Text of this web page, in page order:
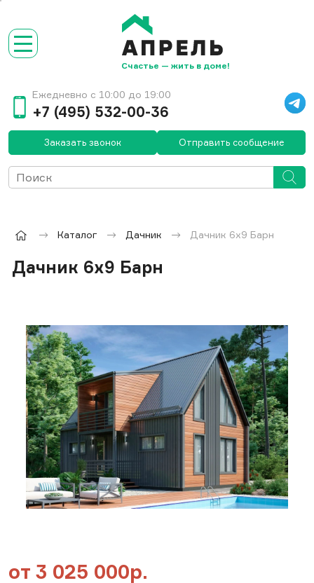
Счастье — жить в доме!
Ежедневно с 10:00 до 19:00
+7 (495) 532-00-36
Заказать звонок Отправить сообщение
Каталог Дачник Дачник 6х9 Барн
Дачник 6х9 Барн
от 3 025 000р.